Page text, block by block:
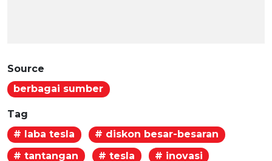
Source
berbagai sumber
Tag
# laba tesla
# diskon besar-besaran
# tantangan
# tesla
# inovasi